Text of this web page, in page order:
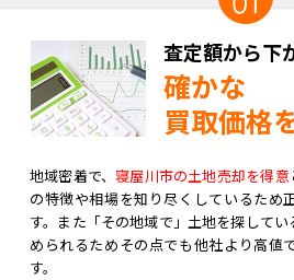
査定額から下
確かな
買取価格
地域密着で、寝屋川市の土地売却を得意
の特徴や相場を知り尽くしているため
す。また「その地域で」土地を探して
められるためその点でも他社より高値
す。